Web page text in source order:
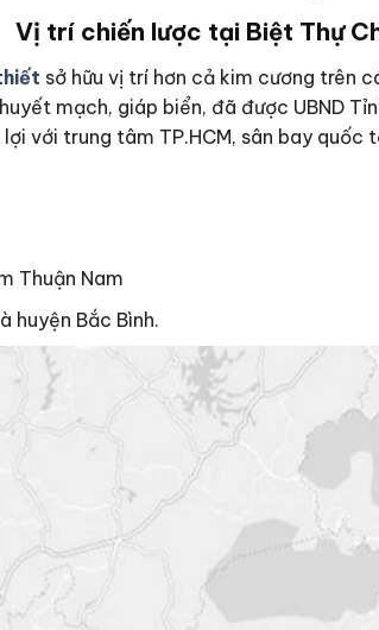
Vị trí chiến lược tại Biệt Thự
sở hữu vị trí hơn cả kim cương trên
mạch, giáp biển, đã được UBND
với trung tâm TP.HCM, sân bay quốc
Thuận Nam
huyện Bắc Bình.